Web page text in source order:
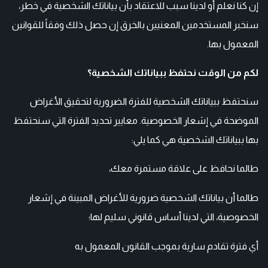
إن كنا نعلم أو لدينا سبب للاعتقاد بأن بياناتك الشخصية في خطر،
سنخبر المستخدمين المعنيين بالخرق إن حصل ذلك وفقاً للقوانين
المعمول بها.
لكم من الوقت نحتفظ ببياناتك الشخصية؟
سنحتفظ ببياناتك الشخصية للفترة الضرورية لتحقيق الأغراض
الموضحة في إشعار الخصوصية. معايير تحديد الفترة التي سنحتفظ
بها ببياناتك الشخصية هي كما يلي:
طالما نحافظ على علاقة مستمرة معك،
طالما أن بياناتك الشخصية ضرورية للأغراض المبينة في إشعار
الخصوصية، التي لدينا أساس قانوني سليم لها؛
أي فترة تقادم سارية بموجب القانون المعمول به